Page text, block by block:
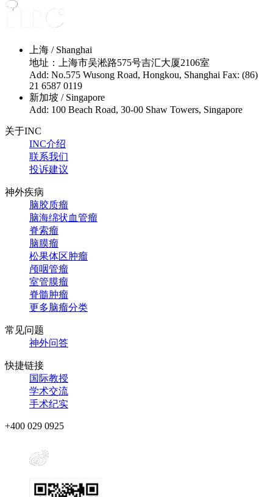
上海 / Shanghai
地址：上海市吴淞路575号吉汇大厦2106室
Add: No.575 Wusong Road, Hongkou, Shanghai Fax: (86)
21 6587 0119
新加坡 / Singapore
Add: 100 Beach Road, 30-00 Shaw Towers, Singapore
关于INC
INC介绍
联系我们
投诉建议
神外疾病
脑胶质瘤
脑海绵状血管瘤
脊索瘤
脑膜瘤
松果体区肿瘤
颅咽管瘤
室管膜瘤
脊髓肿瘤
更多脑瘤分类
常见问题
神外问答
快捷链接
国际教授
学术交流
手术纪实
+400 029 0925